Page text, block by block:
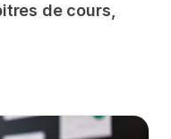
de cours,